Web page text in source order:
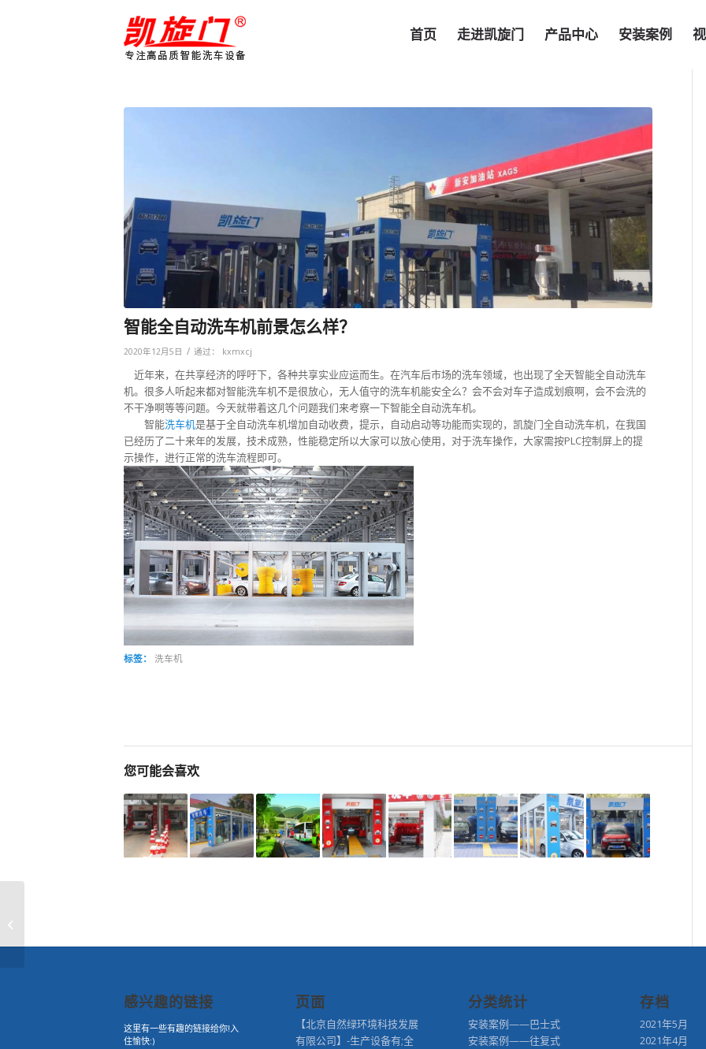
首页 走进凯旋门 产品中心 安装案例
智能全自动洗车机前景怎么样？
2020年12月5日 / 通过： kxmxcj
近年来，在共享经济的呼吁下，各种共享实业应运而生。在汽车后市场的洗车领域，也出现了全天智能全自动洗车
机。很多人听起来都对智能洗车机不是很放心，无人值守的洗车机能安全么？会不会对车子造成划痕啊，会不会洗的
不干净啊等等问题。今天就带着这几个问题我们来考察一下智能全自动洗车机。
智能洗车机是基于全自动洗车机增加自动收费，提示，自动启动等功能而实现的，凯旋门全自动洗车机，在我国
已经历了二十来年的发展，技术成熟，性能稳定所以大家可以放心使用，对于洗车操作，大家需按PLC控制屏上的提
示操作，进行正常的洗车流程即可。
标签： 洗车机
您可能会喜欢
感兴趣的链接
这里有一些有趣的链接给你!入
住愉快:)
页面
【北京自然绿环境科技发展
有限公司】-生产设备有;全
分类统计
安装案例——巴士式
安装案例——往复式
存档
2021年5月
2021年4月